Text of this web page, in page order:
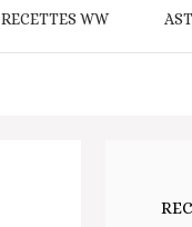
RECETTES WW